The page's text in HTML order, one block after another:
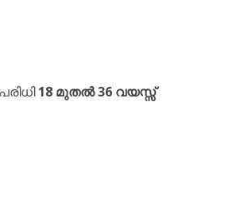
18 മുതൽ 36 വയസ്സ്